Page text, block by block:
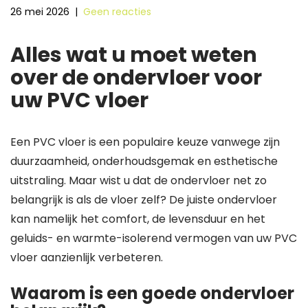
26 mei 2026 | Geen reacties
Alles wat u moet weten
over de ondervloer voor
uw PVC vloer
Een PVC vloer is een populaire keuze vanwege zijn
duurzaamheid, onderhoudsgemak en esthetische
uitstraling. Maar wist u dat de ondervloer net zo
belangrijk is als de vloer zelf? De juiste ondervloer
kan namelijk het comfort, de levensduur en het
geluids- en warmte-isolerend vermogen van uw PVC
vloer aanzienlijk verbeteren.
Waarom is een goede ondervloer